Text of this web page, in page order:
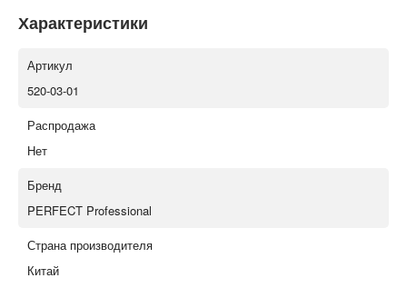
Характеристики
Артикул
520-03-01
Распродажа
Нет
Бренд
PERFECT Professional
Страна производителя
Китай